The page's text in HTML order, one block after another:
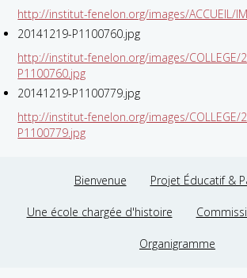
http://institut-fenelon.org/images/ACCUEIL/
20141219-P1100760.jpg
http://institut-fenelon.org/images/COLLEGE/
P1100760.jpg
20141219-P1100779.jpg
http://institut-fenelon.org/images/COLLEGE/
P1100779.jpg
Bienvenue Projet Éducatif &
Une école chargée d'histoire
Organigramme